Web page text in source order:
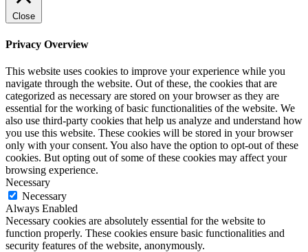
Close
Privacy Overview
This website uses cookies to improve your experience while you
navigate through the website. Out of these, the cookies that are
categorized as necessary are stored on your browser as they are
essential for the working of basic functionalities of the website. We
also use third-party cookies that help us analyze and understand how
you use this website. These cookies will be stored in your browser
only with your consent. You also have the option to opt-out of these
cookies. But opting out of some of these cookies may affect your
browsing experience.
Necessary
Necessary
Always Enabled
Necessary cookies are absolutely essential for the website to
function properly. These cookies ensure basic functionalities and
security features of the website, anonymously.